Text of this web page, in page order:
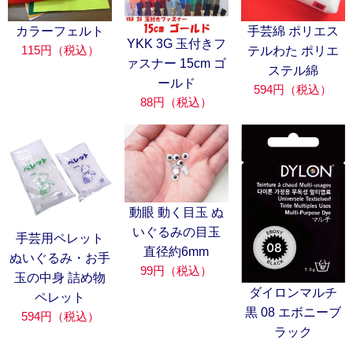
カラーフェルト
115円（税込）
YKK 3G 玉付きフ
ァスナー 15cm ゴ
ールド
88円（税込）
手芸綿 ポリエス
テルわた ポリエ
ステル綿
594円（税込）
手芸用ペレット
ぬいぐるみ・お手
玉の中身 詰め物
ペレット
594円（税込）
動眼 動く目玉 ぬ
いぐるみの目玉
直径約6mm
99円（税込）
ダイロンマルチ
黒 08 エボニーブ
ラック